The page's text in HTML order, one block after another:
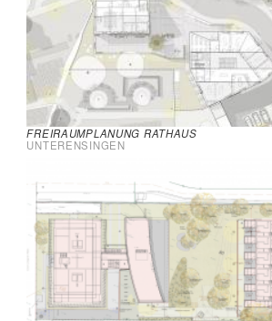
FREIRAUMPLANUNG RATHAUS
UNTERENSINGEN